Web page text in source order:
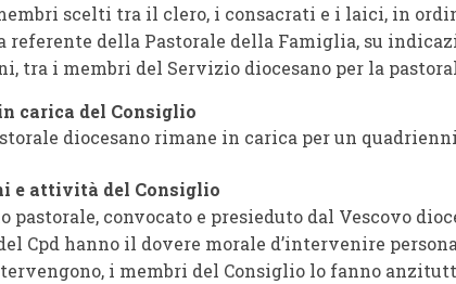
scelti tra il clero, i consacrati e i laici, in
referente della Pastorale della Famiglia, su
tra i membri del Servizio diocesano per la
carica del Consiglio
diocesano rimane in carica per un
e attività del Consiglio
pastorale, convocato e presieduto dal Vescovo
Cpd hanno il dovere morale d’intervenire
i membri del Consiglio lo fanno